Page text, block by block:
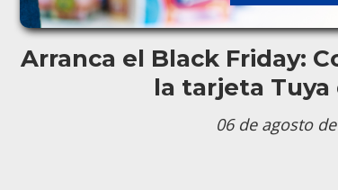
Arranca el Black Friday:
la tarjeta Tuya
06 de agosto